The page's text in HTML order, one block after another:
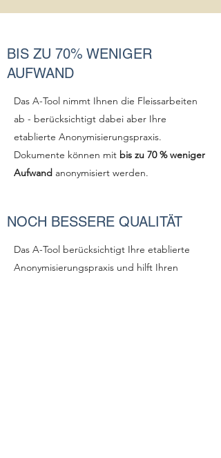
BIS ZU 70% WENIGER
AUFWAND
Das A-Tool nimmt Ihnen die Fleissarbeiten
ab - berücksichtigt dabei aber Ihre
etablierte Anonymisierungspraxis.
Dokumente können mit bis zu 70 % weniger
Aufwand anonymisiert werden.
NOCH BESSERE QUALITÄT
Das A-Tool berücksichtigt Ihre etablierte
Anonymisierungspraxis und hilft Ihren